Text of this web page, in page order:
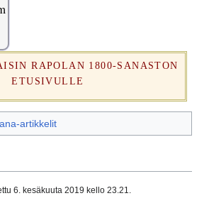
RAPOLAN 1800-SANASTON
ETUSIVULLE
artikkelit
6. kesäkuuta 2019 kello 23.21.